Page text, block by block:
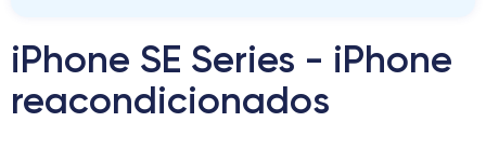
iPhone SE Series - iPhone
reacondicionados